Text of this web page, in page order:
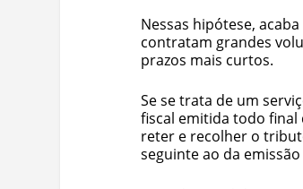
Nessas hipótese,
contratam grandes
prazos mais curtos.
Se se trata de um
fiscal emitida todo final
reter e recolher o
seguinte ao da